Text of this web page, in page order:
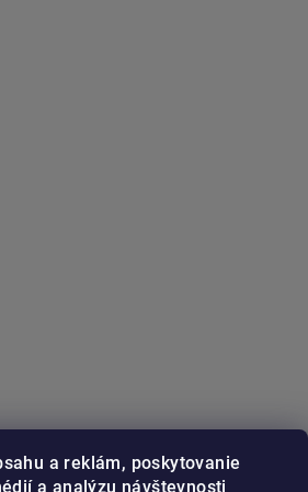
a reklám, poskytovanie
a analýzu návštevnosti